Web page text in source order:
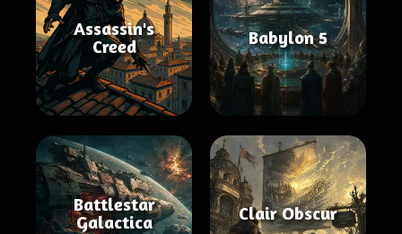
Assassin's
Creed
Babylon 5
Battlestar
Galactica
Clair Obscur